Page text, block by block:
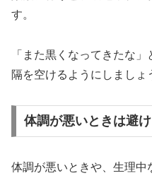
す。
「また黒くなってきたな
隔を空けるようにしましょ
体調が悪いときは避
体調が悪いときや、生理中